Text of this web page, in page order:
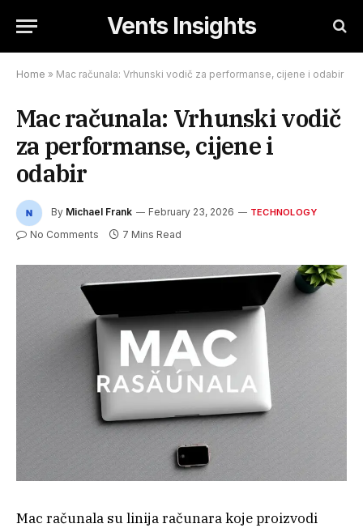
Vents Insights
Home » Mac računala: Vrhunski vodič za performanse, cijene i odabir
Mac računala: Vrhunski vodič
za performanse, cijene i
odabir
By Michael Frank February 23, 2026 TECHNOLOGY
No Comments 7 Mins Read
Mac računala su linija računara koje proizvodi